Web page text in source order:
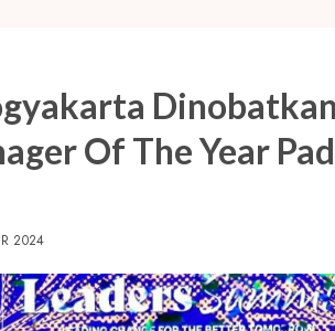
Of The Year
2024